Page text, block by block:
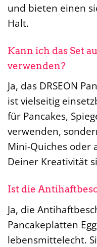
und bieten einen
Halt.
Kann ich das Set
verwenden?
Ja, das DRSEON
ist vielseitig
für Pancakes,
verwenden,
Mini-Quiches oder
Deiner Kreativität
Ist die
Ja, die
Pancakeplatten
lebensmittelecht.